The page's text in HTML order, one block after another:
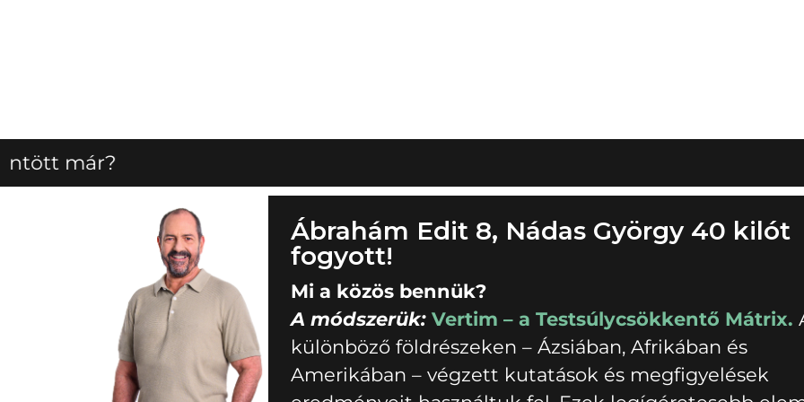
Ábrahám Edit 8, Nádas György 40 kilót
fogyott!
Mi a közös bennük?
A módszerük: Vertim – a Testsúlycsökkentő Mátrix.
különböző földrészeken – Ázsiában, Afrikában és
Amerikában – végzett kutatások és megfigyelések